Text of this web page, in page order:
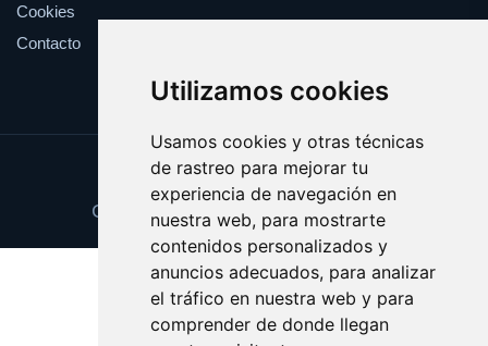
Utilizamos cookies
Usamos cookies y otras técnicas
de rastreo para mejorar tu
experiencia de navegación en
nuestra web, para mostrarte
contenidos personalizados y
anuncios adecuados, para analizar
el tráfico en nuestra web y para
comprender de donde llegan
Cookies
Contacto
Update cookies preferences
Copyright © 2025 peligrosidad.com